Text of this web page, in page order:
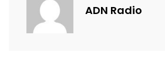
ADN Radio